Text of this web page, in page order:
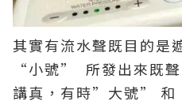
其實有流水聲既目的
“小號” 所發出來既聲
講真，有時”大號”